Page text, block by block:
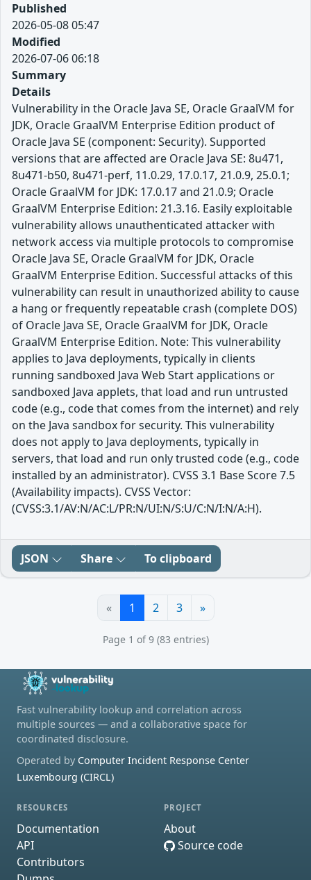
Published
2026-05-08 05:47
Modified
2026-07-06 06:18
Summary
Details
Vulnerability in the Oracle Java SE, Oracle GraalVM for
JDK, Oracle GraalVM Enterprise Edition product of
Oracle Java SE (component: Security). Supported
versions that are affected are Oracle Java SE: 8u471,
8u471-b50, 8u471-perf, 11.0.29, 17.0.17, 21.0.9, 25.0.1;
Oracle GraalVM for JDK: 17.0.17 and 21.0.9; Oracle
GraalVM Enterprise Edition: 21.3.16. Easily exploitable
vulnerability allows unauthenticated attacker with
network access via multiple protocols to compromise
Oracle Java SE, Oracle GraalVM for JDK, Oracle
GraalVM Enterprise Edition. Successful attacks of this
vulnerability can result in unauthorized ability to cause
a hang or frequently repeatable crash (complete DOS)
of Oracle Java SE, Oracle GraalVM for JDK, Oracle
GraalVM Enterprise Edition. Note: This vulnerability
applies to Java deployments, typically in clients
running sandboxed Java Web Start applications or
sandboxed Java applets, that load and run untrusted
code (e.g., code that comes from the internet) and rely
on the Java sandbox for security. This vulnerability
does not apply to Java deployments, typically in
servers, that load and run only trusted code (e.g., code
installed by an administrator). CVSS 3.1 Base Score 7.5
(Availability impacts). CVSS Vector:
(CVSS:3.1/AV:N/AC:L/PR:N/UI:N/S:U/C:N/I:N/A:H).
JSON Share To clipboard
« 1 2 3 »
Page 1 of 9 (83 entries)
Fast vulnerability lookup and correlation across
multiple sources — and a collaborative space for
coordinated disclosure.
Operated by Computer Incident Response Center
Luxembourg (CIRCL)
RESOURCES
Documentation
API
Contributors
PROJECT
About
Source code